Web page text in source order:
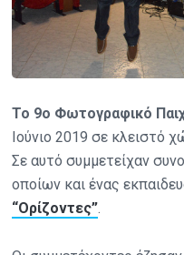
Το 9ο Φωτογραφικό
Ιούνιο 2019 σε κλειστό
Σε αυτό συμμετείχαν
οποίων και ένας
“Ορίζοντες”.